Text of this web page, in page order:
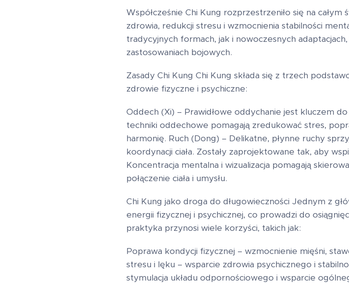
Współcześnie Chi Kung rozprzestrzeniło się na
zdrowia, redukcji stresu i wzmocnienia stabilności
tradycyjnych formach, jak i nowoczesnych
zastosowaniach bojowych.
Zasady Chi Kung Chi Kung składa się z trzech
zdrowie fizyczne i psychiczne:
Oddech (Xi) – Prawidłowe oddychanie jest kluczem do
techniki oddechowe pomagają zredukować stres,
harmonię. Ruch (Dong) – Delikatne, płynne ruchy
koordynacji ciała. Zostały zaprojektowane tak, aby
Koncentracja mentalna i wizualizacja pomagają
połączenie ciała i umysłu.
Chi Kung jako droga do długowieczności Jednym z
energii fizycznej i psychicznej, co prowadzi do
praktyka przynosi wiele korzyści, takich jak:
Poprawa kondycji fizycznej – wzmocnienie mięśni,
stresu i lęku – wsparcie zdrowia psychicznego i
stymulacja układu odpornościowego i wsparcie